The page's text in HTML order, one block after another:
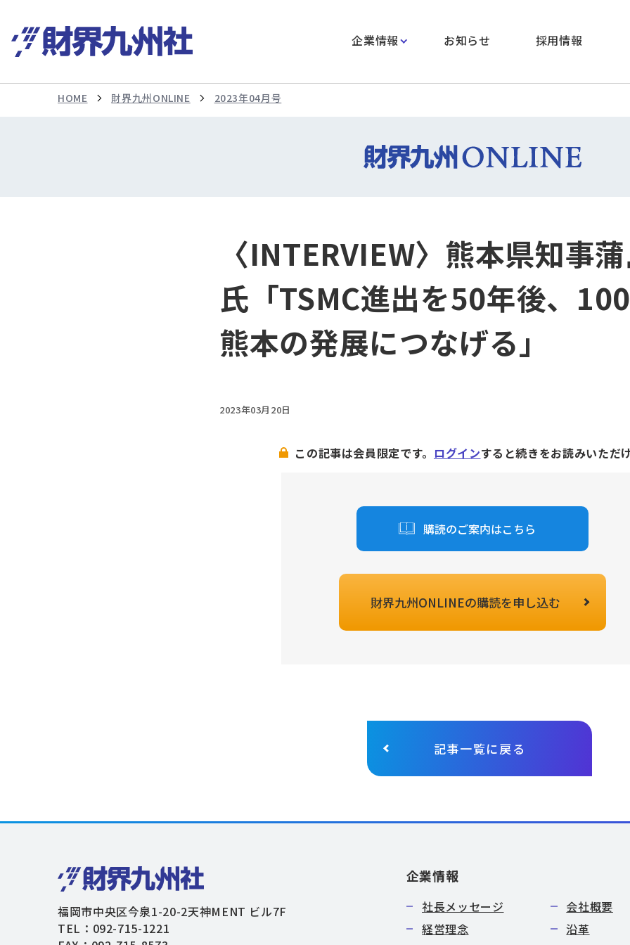
企業情報 お知らせ 採用情報
HOME 財界九州ONLINE 2023年04月号
〈INTERVIEW〉熊本県知事
氏「TSMC進出を50年後、
熊本の発展につなげる」
2023年03月20日
この記事は会員限定です。 ログインすると続きをお読みいただけ
購読のご案内はこちら
財界九州ONLINEの購読を申し込む
記事一覧に戻る
福岡市中央区今泉1-20-2天神MENT ビル7F
TEL：092-715-1221
企業情報
社長メッセージ
会社概要
経営理念
沿革